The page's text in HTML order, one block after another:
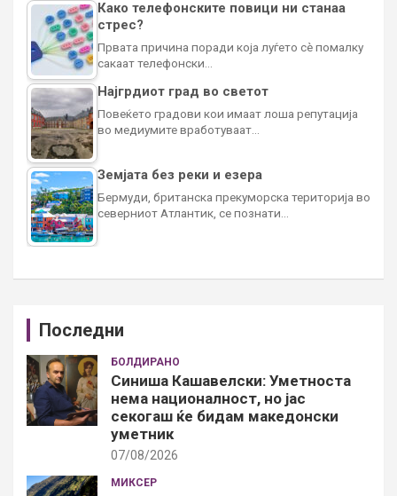
Како телефонските повици ни станаа
стрес?
Првата причина поради која луѓето сè помалку
сакаат телефонски…
Најгрдиот град во светот
Повеќето градови кои имаат лоша репутација
во медиумите вработуваат…
Земјата без реки и езера
Бермуди, британска прекуморска територија во
северниот Атлантик, се познати…
Последни
БОЛДИРАНО
Синиша Кашавелски: Уметноста
нема националност, но јас
секогаш ќе бидам македонски
уметник
07/08/2026
МИКСЕР